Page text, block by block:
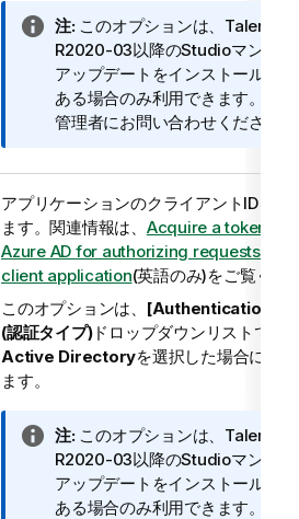
情
報
メ
モ
注:このオプションは、Talendの
R2020-03以降のStudioマンスリ
アップデートをインストール済
ある場合のみ利用できます。詳
管理者にお問い合わせください。
アプリケーションのクライアントIDを入
ます。関連情報は、 Acquire a token
Azure AD for authorizing requests
client application(英語のみ)をご覧くだ
このオプションは、 [Authentication
(認証タイプ)ドロップダウンリストで
Active Directoryを選択した場合に利
ます。
情
報
メ
モ
注:このオプションは、Talendの
R2020-03以降のStudioマンスリ
アップデートをインストール済
ある場合のみ利用できます。詳